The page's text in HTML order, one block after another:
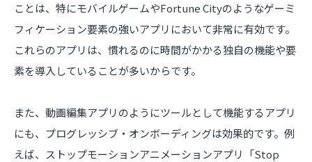
ことは、特にモバイルゲームやFortune Cityのようなゲーミ
フィケーション要素の強いアプリにおいて非常に有効です。
これらのアプリは、慣れるのに時間がかかる独自の機能や要
素を導入していることが多いからです。
また、動画編集アプリのようにツールとして機能するアプリ
にも、プログレッシブ・オンボーディングは効果的です。例
えば、ストップモーションアニメーションアプリ「Stop